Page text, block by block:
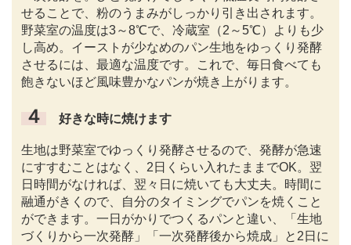
せることで、粉のうまみがしっかり引き出されます。
野菜室の温度は3～8℃で、冷蔵室（2～5℃）よりも少
し高め。イーストが少なめのパン生地をゆっくり発酵
させるには、最適な温度です。これで、毎日食べても
飽きないほど風味豊かなパンが焼き上がります。
４ 好きな時に焼けます
生地は野菜室でゆっくり発酵させるので、発酵が急速
にすすむことはなく、2日くらい入れたままでOK。翌
日時間がなければ、翌々日に焼いても大丈夫。時間に
融通がきくので、自分のタイミングでパンを焼くこと
ができます。一日がかりでつくるパンと違い、「生地
づくりから一次発酵」「一次発酵後から焼成」と2日に